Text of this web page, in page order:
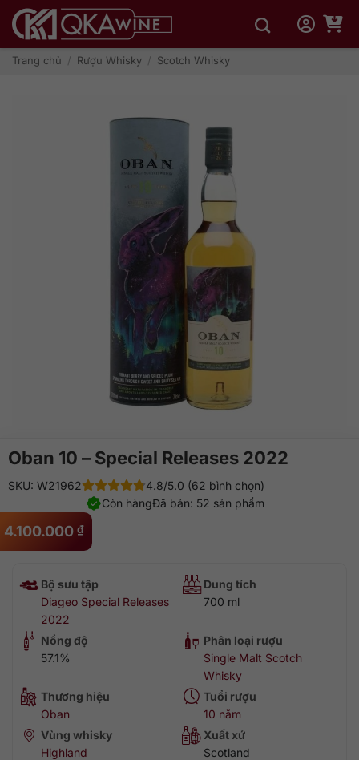
qua
dungTrang chủ / Rượu Whisky / Scotch Whisky
Oban 10 – Special Releases 2022
4.100.000 ₫
SKU: W21962
4.8/5.0 (62 bình chọn)
Đã bán: 52 sản phẩm
Còn hàng
Bộ sưu tập
Diageo Special Releases
2022
Dung tích
700 ml
Nồng độ
57.1%
Phân loại rượu
Single Malt Scotch
Whisky
Thương hiệu
Oban
Tuổi rượu
10 năm
Vùng whisky
Highland
Xuất xứ
Scotland